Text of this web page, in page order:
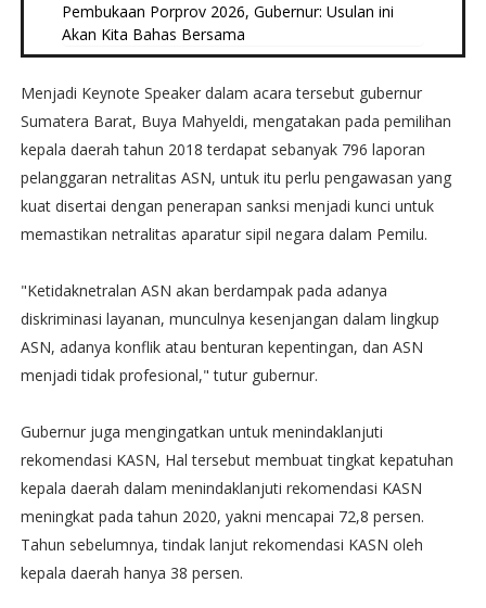
Pembukaan Porprov 2026, Gubernur: Usulan ini
Akan Kita Bahas Bersama
Menjadi Keynote Speaker dalam acara tersebut gubernur
Sumatera Barat, Buya Mahyeldi, mengatakan pada pemilihan
kepala daerah tahun 2018 terdapat sebanyak 796 laporan
pelanggaran netralitas ASN, untuk itu perlu pengawasan yang
kuat disertai dengan penerapan sanksi menjadi kunci untuk
memastikan netralitas aparatur sipil negara dalam Pemilu.
"Ketidaknetralan ASN akan berdampak pada adanya
diskriminasi layanan, munculnya kesenjangan dalam lingkup
ASN, adanya konflik atau benturan kepentingan, dan ASN
menjadi tidak profesional," tutur gubernur.
Gubernur juga mengingatkan untuk menindaklanjuti
rekomendasi KASN, Hal tersebut membuat tingkat kepatuhan
kepala daerah dalam menindaklanjuti rekomendasi KASN
meningkat pada tahun 2020, yakni mencapai 72,8 persen.
Tahun sebelumnya, tindak lanjut rekomendasi KASN oleh
kepala daerah hanya 38 persen.